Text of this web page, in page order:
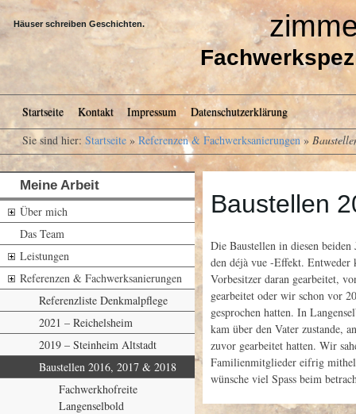
Häuser schreiben Geschichten.
Kopfmenü
Startseite Kontakt Impressum
Datenschutzerklärung
Sie sind hier: Startseite »Referenzen & Fachwerksanierungen »
Meine Arbeit
Über mich
Das Team
Leistungen
Referenzen & Fachwerksanierungen
Referenzliste Denkmalpflege
2021 – Reichelsheim
2019 – Steinheim Altstadt
Baustellen 2016, 2017 & 2018
Fachwerkhofreite
Langenselbold
Baustellen
Die Baustellen in diesen
den déjà vue -Effekt. Entweder
Vorbesitzer daran gearbeitet,
gearbeitet oder wir schon vor
gesprochen hatten. In
kam über den Vater zustande,
zuvor gearbeitet hatten. Wir
Familienmitglieder eifrig
wünsche viel Spass beim